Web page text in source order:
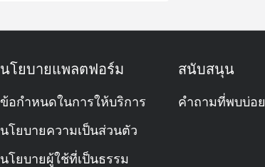
นโยบายแพลตฟอร์ม
ข้อกำหนดในการให้บริการ
นโยบายความเป็นส่วนตัว
นโยบายผู้ใช้ที่เป็นธรรม
สนับสนุน
คำถามที่พบบ่อย